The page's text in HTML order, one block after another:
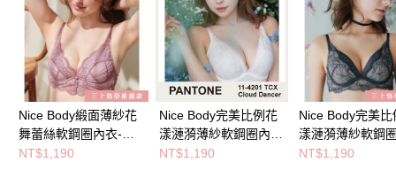
Nice Body緞面薄紗花
舞蕾絲軟鋼圈內衣-復
古粉
NT$1,190
Nice Body完美比例花
漾漣漪薄紗軟鋼圈內
衣-白
NT$1,190
Nice Body完美比
漾漣漪薄紗軟鋼
衣-深藍
NT$1,190